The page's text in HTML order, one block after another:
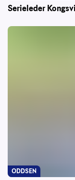
Serieleder
ODDSEN